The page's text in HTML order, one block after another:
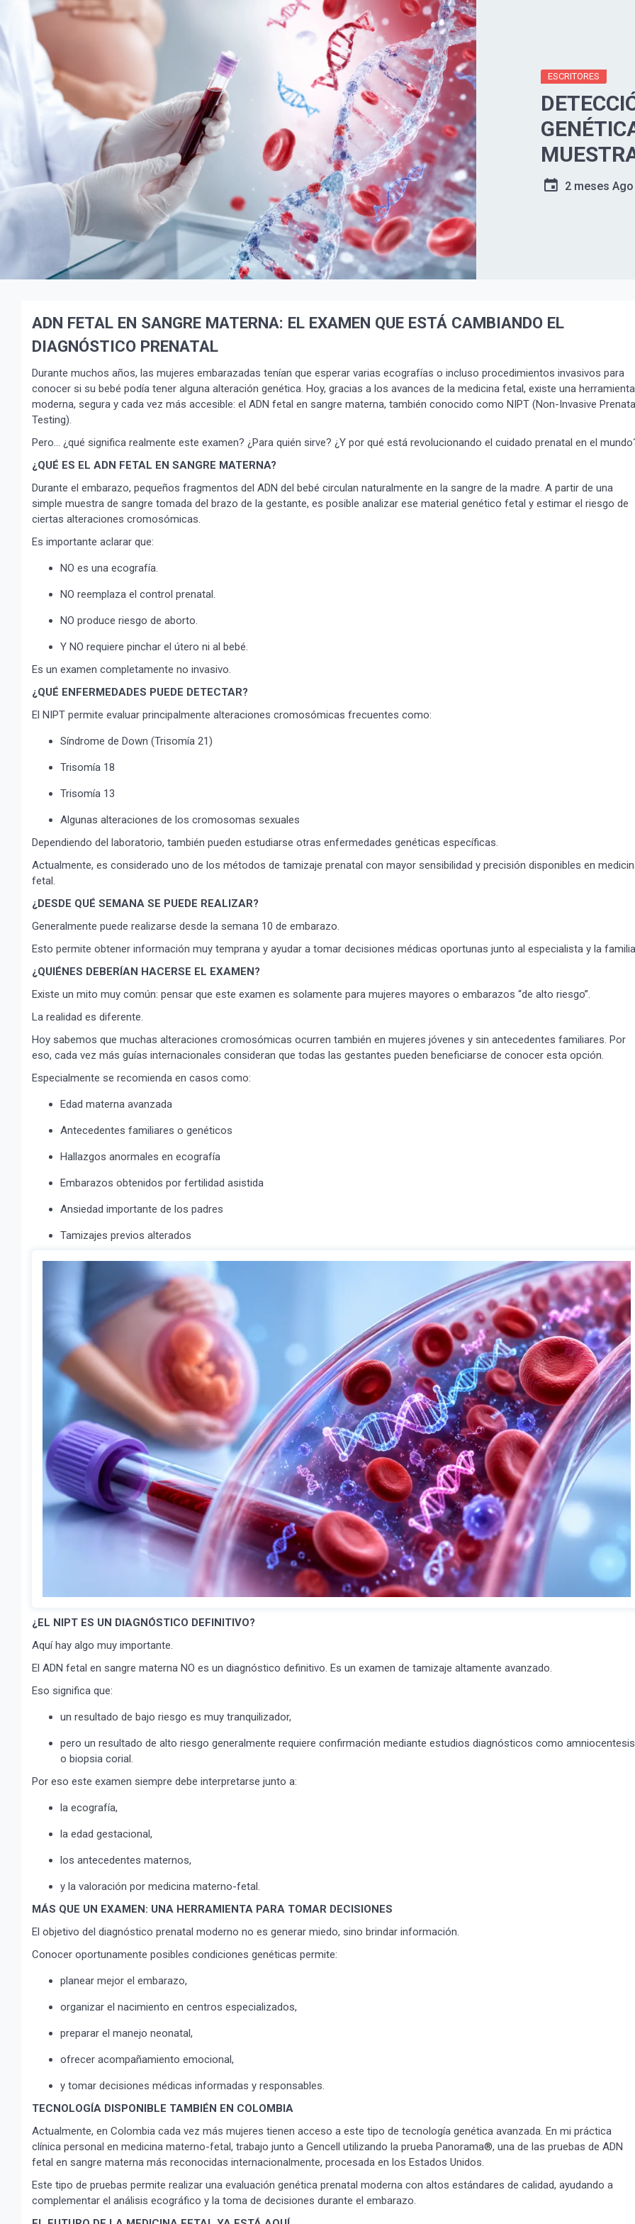
¡Suscríbete y Vive la
Experiencia!
ESCRITORES
2 meses Ago
ADN FETAL EN SANGRE MATERNA: EL EXAMEN QUE ESTÁ CAMBIANDO EL
DIAGNÓSTICO PRENATAL
Durante muchos años, las mujeres embarazadas tenían que esperar varias ecografías o incluso procedimientos invasivos para
conocer si su bebé podía tener alguna alteración genética. Hoy, gracias a los avances de la medicina fetal, existe una herramienta
moderna, segura y cada vez más accesible: el ADN fetal en sangre materna, también conocido como NIPT (Non-Invasive
Testing).
Pero… ¿qué significa realmente este examen? ¿Para quién sirve? ¿Y por qué está revolucionando el cuidado prenatal en el
¿QUÉ ES EL ADN FETAL EN SANGRE MATERNA?
Durante el embarazo, pequeños fragmentos del ADN del bebé circulan naturalmente en la sangre de la madre. A partir de una
simple muestra de sangre tomada del brazo de la gestante, es posible analizar ese material genético fetal y estimar el riesgo de
ciertas alteraciones cromosómicas.
Es importante aclarar que:
NO es una ecografía.
NO reemplaza el control prenatal.
NO produce riesgo de aborto.
Y NO requiere pinchar el útero ni al bebé.
Es un examen completamente no invasivo.
¿QUÉ ENFERMEDADES PUEDE DETECTAR?
El NIPT permite evaluar principalmente alteraciones cromosómicas frecuentes como:
Síndrome de Down (Trisomía 21)
Trisomía 18
Trisomía 13
Algunas alteraciones de los cromosomas sexuales
Dependiendo del laboratorio, también pueden estudiarse otras enfermedades genéticas específicas.
Actualmente, es considerado uno de los métodos de tamizaje prenatal con mayor sensibilidad y precisión disponibles en
fetal.
¿DESDE QUÉ SEMANA SE PUEDE REALIZAR?
Generalmente puede realizarse desde la semana 10 de embarazo.
Esto permite obtener información muy temprana y ayudar a tomar decisiones médicas oportunas junto al especialista y la
¿QUIÉNES DEBERÍAN HACERSE EL EXAMEN?
Existe un mito muy común: pensar que este examen es solamente para mujeres mayores o embarazos “de alto riesgo”.
La realidad es diferente.
Hoy sabemos que muchas alteraciones cromosómicas ocurren también en mujeres jóvenes y sin antecedentes familiares. Por
eso, cada vez más guías internacionales consideran que todas las gestantes pueden beneficiarse de conocer esta opción.
Especialmente se recomienda en casos como:
Edad materna avanzada
Antecedentes familiares o genéticos
Hallazgos anormales en ecografía
Embarazos obtenidos por fertilidad asistida
Ansiedad importante de los padres
Tamizajes previos alterados
¿EL NIPT ES UN DIAGNÓSTICO DEFINITIVO?
Aquí hay algo muy importante.
El ADN fetal en sangre materna NO es un diagnóstico definitivo. Es un examen de tamizaje altamente avanzado.
Eso significa que:
un resultado de bajo riesgo es muy tranquilizador,
pero un resultado de alto riesgo generalmente requiere confirmación mediante estudios diagnósticos como amniocentesis
o biopsia corial.
Por eso este examen siempre debe interpretarse junto a:
la ecografía,
la edad gestacional,
los antecedentes maternos,
y la valoración por medicina materno-fetal.
MÁS QUE UN EXAMEN: UNA HERRAMIENTA PARA TOMAR DECISIONES
El objetivo del diagnóstico prenatal moderno no es generar miedo, sino brindar información.
Conocer oportunamente posibles condiciones genéticas permite:
planear mejor el embarazo,
organizar el nacimiento en centros especializados,
preparar el manejo neonatal,
ofrecer acompañamiento emocional,
y tomar decisiones médicas informadas y responsables.
TECNOLOGÍA DISPONIBLE TAMBIÉN EN COLOMBIA
Actualmente, en Colombia cada vez más mujeres tienen acceso a este tipo de tecnología genética avanzada. En mi práctica
clínica personal en medicina materno-fetal, trabajo junto a Gencell utilizando la prueba Panorama®, una de las pruebas de ADN
fetal en sangre materna más reconocidas internacionalmente, procesada en los Estados Unidos.
Este tipo de pruebas permite realizar una evaluación genética prenatal moderna con altos estándares de calidad, ayudando a
complementar el análisis ecográfico y la toma de decisiones durante el embarazo.